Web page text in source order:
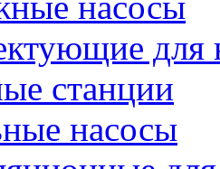
для
станции
насосы